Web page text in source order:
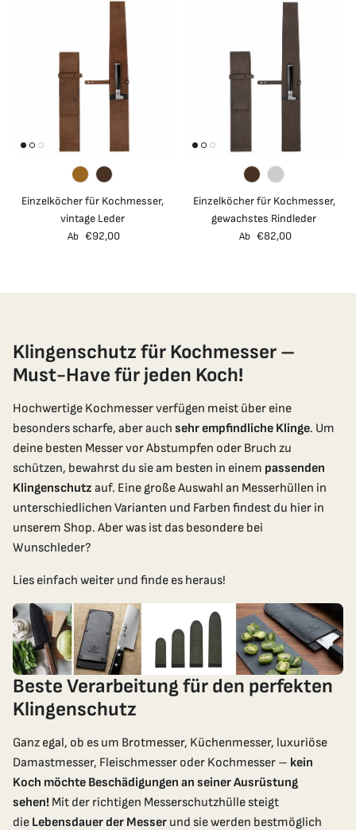
Einzelköcher für Kochmesser,
vintage Leder
Normaler Preis
Ab €92,00
Einzelköcher für Kochmesser,
gewachstes Rindleder
Normaler Preis
Ab €82,00
Klingenschutz für Kochmesser –
Must-Have für jeden Koch!
Hochwertige Kochmesser verfügen meist über eine
besonders scharfe, aber auch sehr empfindliche Klinge. Um
deine besten Messer vor Abstumpfen oder Bruch zu
schützen, bewahrst du sie am besten in einem passenden
Klingenschutzauf. Eine große Auswahl an Messerhüllen in
unterschiedlichen Varianten und Farben findest du hier in
unserem Shop. Aber was ist das besondere bei
Wunschleder?
Lies einfach weiter und finde es heraus!
Beste Verarbeitung für den perfekten
Klingenschutz
Ganz egal, ob es um Brotmesser, Küchenmesser, luxuriöse
Damastmesser, Fleischmesser oder Kochmesser – kein
Koch möchte Beschädigungen an seiner Ausrüstung
sehen! Mit der richtigen Messerschutzhülle steigt
die Lebensdauer der Messer und sie werden bestmöglich